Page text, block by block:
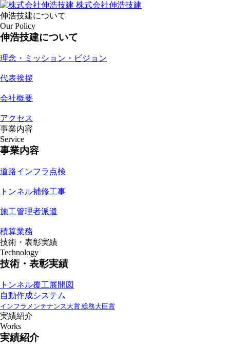
株式会社伸浩技建
伸浩技建について
Our Policy
伸浩技建について
理念・ミッション・ビジョン
代表挨拶
会社概要
アクセス
事業内容
Service
事業内容
道路インフラ点検
トンネル補修工事
施工管理者派遣
積算業務
技術・表彰実績
Technology
技術・表彰実績
トンネル覆工展開図
自動作成システム
インフラメンテナンス大賞 総務大臣賞
実績紹介
Works
実績紹介